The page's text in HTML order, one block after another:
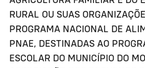
RURAL OU SUAS
PROGRAMA NACIONAL DE
PNAE, DESTINADAS AO
ESCOLAR DO MUNICÍPIO DO